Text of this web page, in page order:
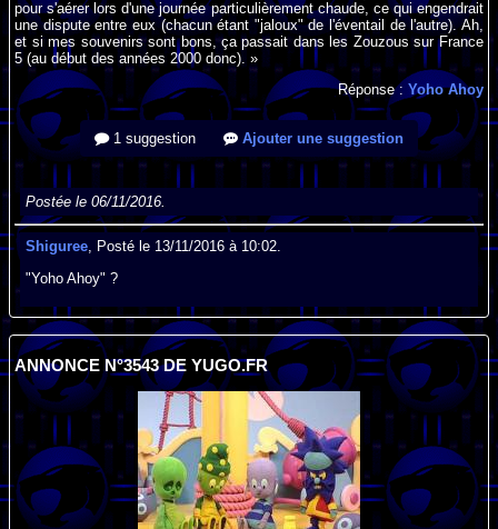
pour s'aérer lors d'une journée particulièrement chaude, ce qui engendrait
une dispute entre eux (chacun étant "jaloux" de l'éventail de l'autre). Ah,
et si mes souvenirs sont bons, ça passait dans les Zouzous sur France
5 (au début des années 2000 donc). »
Réponse : Yoho Ahoy
1 suggestion Ajouter une suggestion
Postée le 06/11/2016.
Shiguree, Posté le 13/11/2016 à 10:02.
"Yoho Ahoy" ?
ANNONCE N°3543 DE YUGO.FR